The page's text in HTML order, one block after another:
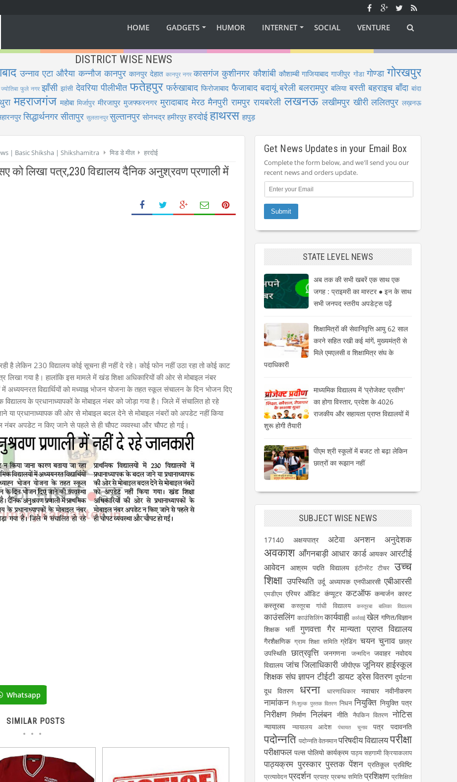
HOME GADGETS HUMOR INTERNET SOCIAL VENTURE
DISTRICT WISE NEWS
उन्नाव एटा औरैया कन्नौज कानपुर कानपुर देहात कानपुर नगर कासगंज कुशीनगर कौशांबी कौशाम्बी गाजियाबाद गाजीपुर गोंडा गोण्डा गोरखपुर
ज्योतिबा फुले नगर झाँसी झांसी देवरिया पीलीभीत फतेहपुर फर्रुखाबाद फिरोजाबाद फैजाबाद बदायूं बरेली बलरामपुर बलिया बस्ती बहराइच बाँदा बांदा
महराजगंज महोबा मिर्जापुर मीरजापुर मुजफ्फरनगर मुरादाबाद मेरठ मैनपुरी रामपुर रायबरेली लखनऊ लखीमपुर खीरी ललितपुर लख़नऊ
सिद्धार्थनगर सीतापुर सुलतानपुरसुल्तानपुर सोनभद्र हमीरपुर हरदोई हाथरस हापुड़
| Basic Shiksha | Shikshamitra मिड डे मील हरदोई
को लिखा पत्र,230 विद्यालय दैनिक अनुश्रवण प्रणाली में
है लेकिन 230 विद्यालय कोई सूचना ही नहीं दे रहे। कोई फोन नहीं उठा रहा तो कोई काट
लिखा गया है। हालांकि इस मामले में खंड शिक्षा अधिकारियों की ओर से मोबाइल नंबर
में अध्ययनरत विद्यार्थियों को मध्याह्न भोजन योजना के तहत स्कूल संचालन के दिन भोजन दिए
के प्रधानाध्यापकों के मोबाइल नंबर को जोड़ा गया है। जिले में संचालित हो रहे
या प्रधानाध्यापक की ओर से मोबाइल बदल देने से मोबाइल नंबरों को अपडेट नहीं किया
नंबर अपडेट न किए जाने से पहले से ही चौपट व्यवस्था और चौपट हो गई।
Whatsapp
SIMILAR POSTS
Get News Updates in your Email Box
Complete the form below, and we'll send you our
recent news and orders update.
STATE LEVEL NEWS
अब तक की सभी खबरें एक साथ एक
जगह : प्राइमरी का मास्टर ● इन के साथ
सभी जनपद स्तरीय अपडेट्स पढ़ें
शिक्षामित्रों की सेवानिवृत्ति आयु 62 साल
करने सहित रखी कई मांगें, मुख्यमंत्री से
मिले एमएलसी व शिक्षामित्र संघ के
पदाधिकारी
माध्यमिक विद्यालय में 'प्रोजेक्ट प्रवीण'
का होगा विस्तार, प्रदेश के 4026
राजकीय और सहायता प्राप्त विद्यालयों में
शुरू होगी तैयारी
पीएम श्री स्कूलों में बजट तो बढ़ा लेकिन
छात्रों का रूझान नहीं
SUBJECT WISE NEWS
17140 अक्षयपात्र अटेवा अनशन अनुदेशक
अवकाश आँगनबाड़ी आधार कार्ड आयकर आरटीई
आवेदन आश्रम पद्दति विद्यालय इंटीनरेंट टीचर उच्च
शिक्षा उपस्थिति उर्दू अध्यापक एनपीआरसी एबीआरसी
एमडीएम एरियर ऑडिट कंप्यूटर कटऑफ कन्वर्जन कास्ट
कस्तूरबा
कस्तूरबा गांधी विद्यालय कस्तूरबा बालिका विद्यालय
काउंसलिंग काउंसिलिंग कार्यवाही कार्रवाई खेल गणित/विज्ञान
शिक्षक भर्ती
गुणवत्ता गैर मान्यता प्राप्त विद्यालय
गैरशैक्षणिक ग्राम शिक्षा समिति ग्रेडिंग चयन चुनाव छात्र
उपस्थिति छात्रवृत्ति जनगणना जन्मदिन जवाहर नवोदय
विद्यालय जांच जिलाधिकारी जीपीएफ जूनियर हाईस्कूल
शिक्षक संघ ज्ञापन टीईटी डायट ड्रेस वितरण दुर्घटना
दूध वितरण
धरना धारणाधिकार नवाचार नवीनीकरण
नामांकन निःशुल्क पुस्तक वितरण निधन नियुक्ति नियुक्ति पत्र
निरीक्षण निर्माण निलंबन नीति नैपकिन वितरण नोटिस
न्यायालय न्यायालय आदेश पंचायत चुनाव पत्र पदावनति
पदोन्नति पदोन्नति वेतनमानपरिषदीय विद्यालयपरीक्षा
परीक्षाफल पल्स पोलियो कार्यक्रम पाठ्य सहगामी क्रियाकलाप
पाठ्यक्रम पुरस्कार पुस्तक पेंशन प्रतिकूल प्रविष्टि
प्रत्यावेदन प्रदर्शन प्रपत्र प्रबन्ध समिति प्रशिक्षण प्रशिक्षित